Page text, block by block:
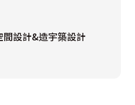
間設計&造宇築設計